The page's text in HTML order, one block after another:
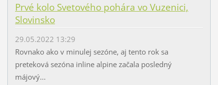
Prvé kolo Svetového pohára vo Vuzenici,
Slovinsko
29.05.2022 13:29
Rovnako ako v minulej sezóne, aj tento rok sa
preteková sezóna inline alpine začala posledný
májový...